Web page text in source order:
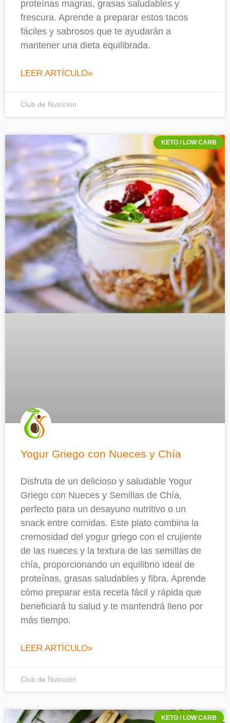
proteínas magras, grasas saludables y
frescura. Aprende a preparar estos tacos
fáciles y sabrosos que te ayudarán a
mantener una dieta equilibrada.
LEER ARTÍCULO»
Club de Nutrición
KETO / LOW CARB
Yogur Griego con Nueces y Chía
Disfruta de un delicioso y saludable Yogur
Griego con Nueces y Semillas de Chía,
perfecto para un desayuno nutritivo o un
snack entre comidas. Este plato combina la
cremosidad del yogur griego con el crujiente
de las nueces y la textura de las semillas de
chía, proporcionando un equilibrio ideal de
proteínas, grasas saludables y fibra. Aprende
cómo preparar esta receta fácil y rápida que
beneficiará tu salud y te mantendrá lleno por
más tiempo.
LEER ARTÍCULO»
Club de Nutrición
KETO / LOW CARB